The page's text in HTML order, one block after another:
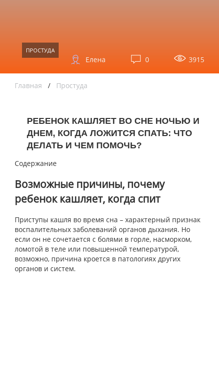
ПРОСТУДА
3915
0
Елена
Главная / Простуда
РЕБЕНОК КАШЛЯЕТ ВО СНЕ НОЧЬЮ И
ДНЕМ, КОГДА ЛОЖИТСЯ СПАТЬ: ЧТО
ДЕЛАТЬ И ЧЕМ ПОМОЧЬ?
Содержание
Возможные причины, почему
ребенок кашляет, когда спит
Приступы кашля во время сна – характерный признак
воспалительных заболеваний органов дыхания. Но
если он не сочетается с болями в горле, насморком,
ломотой в теле или повышенной температурой,
возможно, причина кроется в патологиях других
органов и систем.